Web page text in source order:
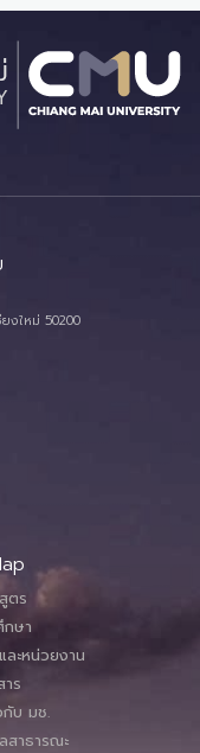
งใหม่ 50200
ตร
กษา
ละหน่วยงาน
ร
กับ มช.
สาธารณะ